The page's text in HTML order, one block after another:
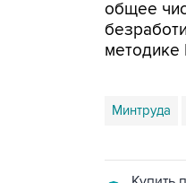
общее
методике
Минтруда